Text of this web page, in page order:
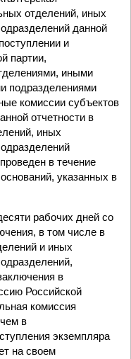
отделений, иных
данной
и
партии,
иными
подразделениями
комиссии субъектов
отчетности в
иных
в течение
указанных в
рабочих дней со
в том числе в
и иных
в
Российской
комиссия
в
экземпляра
на своем